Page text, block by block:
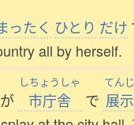
ったく ひとり だけ
all by herself.
が
しちょうしゃ
市庁舎 で
てんじ
展示